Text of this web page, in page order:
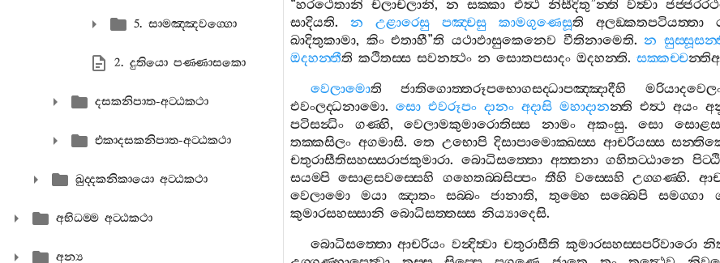
5. සාමඤ‍්ඤවග‍්ගො
2. දුතියො පණ‍්ණාසකො
දසකනිපාත-අට‍්ඨකථා
එකාදසකනිපාත-අට‍්ඨකථා
ඛුද‍්දකනිකායො අට‍්ඨකථා
අභිධම‍්ම අට‍්ඨකථා
අන්‍ය
“හරථෙතානි චලාචලානි,න සක‍්කා එත්‍ථ නිසීදිතු”න‍්ති වත්‍වා
සාදියති. න උළාරෙසු පඤ‍්චසු කාමගුණෙසූති අලඞ‍්කතපටියත‍්තා
ඛාදිතුකාමා, කිං එතාහී”ති යථාඵාසුකෙනෙව වීතිනාමෙති.න
ඔදහන‍්තීති කථිතස‍්ස සවනත්‍ථං න සොතපසාදං ඔදහන‍්ති. සක‍්කච‍්ච
වෙලාමොති ජාතිගොත‍්තරූපභොගසද‍්ධාපඤ‍්ඤාදීහි
එවංලද‍්ධනාමො. සො එවරූපං දානං අදාසි මහාදානන‍්ති එත්‍ථ අයං
පටිසන්‍ධිං
ගණ‍්හි,වෙලාමකුමාරොතිස‍්ස නාමං අකංසු.සො
තක‍්කසිලං අගමාසි.තෙ උභොපි දිසාපාමොක‍්ඛස‍්ස ආචරියස‍්ස
චතුරාසීතිසහස‍්සරාජකුමාරා. බොධිසත‍්තො අත‍්තනා ගහිතට‍්ඨානෙ
සයම‍්පි සොළසවස‍්සෙහි ගහෙතබ‍්බසිප‍්පං තීහි වස‍්සෙහි උග‍්ගණ‍්හි.
වෙලාමො
මයා ඤාතං සබ‍්බං ජානාති, තුම‍්හෙ සබ‍්බෙපි සමග‍්ගා
කුමාරසහස‍්සානි බොධිසත‍්තස‍්ස නිය්‍යාදෙසි.
බොධිසත‍්තො ආචරියං වන්‍දිත්‍වා චතුරාසීති කුමාරසහස‍්සපරිවාරො